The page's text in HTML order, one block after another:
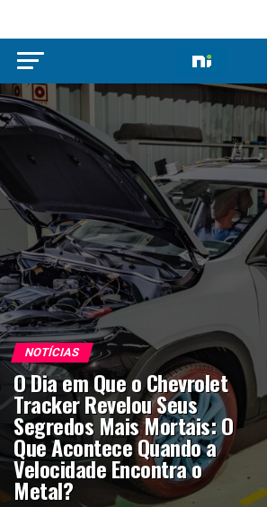
NOTÍCIAS
O Dia em Que o Chevrolet
Tracker Revelou Seus
Segredos Mais Mortais: O
Que Acontece Quando a
Velocidade Encontra o
Metal?